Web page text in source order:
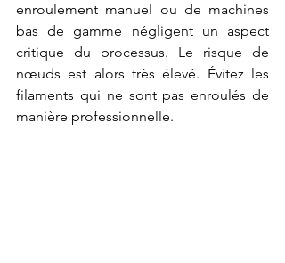
enroulement manuel ou de machines
bas de gamme négligent un aspect
critique du processus. Le risque de
nœuds est alors très élevé. Évitez les
filaments qui ne sont pas enroulés de
manière professionnelle.